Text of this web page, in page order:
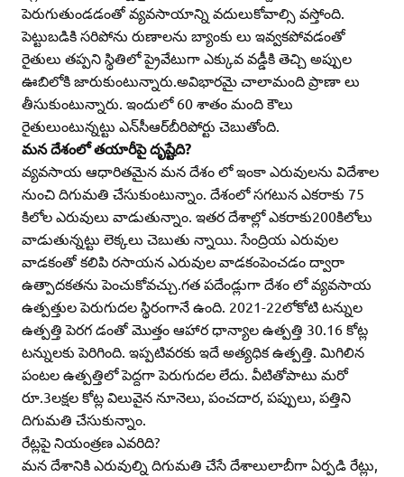
పెరుగుతుండడంతో వ్యవసాయాన్ని వదులుకోవాల్సి వస్తోంది.
పెట్టుబడికి సరిపోను రుణాలను బ్యాంకు లు ఇవ్వకపోవడంతో
రైతులు తప్పని స్థితిలో ప్రైవేటుగా ఎక్కువ వడ్డీకి తెచ్చి అప్పుల
ఊబిలోకి జారుకుంటున్నారు.అవిభారమై చాలామంది ప్రాణా లు
తీసుకుంటున్నారు. ఇందులో 60 శాతం మంది కౌలు
రైతులుంటున్నట్టు ఎన్‌సీఆర్‌బీరిపోర్టు చెబుతోంది.
మన దేశంలో తయారీపై దృష్టేది?
వ్యవసాయ ఆధారితమైన మన దేశం లో ఇంకా ఎరువులను విదేశాల
నుంచి దిగుమతి చేసుకుంటున్నాం. దేశంలో సగటున ఎకరాకు 75
కిలోల ఎరువులు వాడుతున్నాం. ఇతర దేశాల్లో ఎకరాకు200కిలోలు
వాడుతున్నట్టు లెక్కలు చెబుతు న్నాయి. సేంద్రియ ఎరువుల
వాడకంతో కలిపి రసాయన ఎరువుల వాడకంపెంచడం ద్వారా
ఉత్పాదకతను పెంచుకోవచ్చు.గత పదేండ్లుగా దేశం లో వ్యవసాయ
ఉత్పత్తుల పెరుగుదల స్థిరంగానే ఉంది. 2021-22లోకోటి టన్నుల
ఉత్పత్తి పెరగ డంతో మొత్తం ఆహార ధాన్యాల ఉత్పత్తి 30.16 కోట్ల
టన్నులకు పెరిగింది. ఇప్పటివరకు ఇదే అత్యధిక ఉత్పత్తి. మిగిలిన
పంటల ఉత్పత్తిలో పెద్దగా పెరుగుదల లేదు. వీటితోపాటు మరో
రూ.3లక్షల కోట్ల విలువైన నూనెలు, పంచదార, పప్పులు, పత్తిని
దిగుమతి చేసుకున్నాం.
రేట్లపై నియంత్రణ ఎవరిది?
మన దేశానికి ఎరువుల్ని దిగుమతి చేసే దేశాలులాబీగా ఏర్పడి రేట్లు,